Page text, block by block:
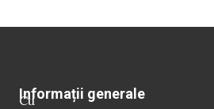
Cu
Informații generale